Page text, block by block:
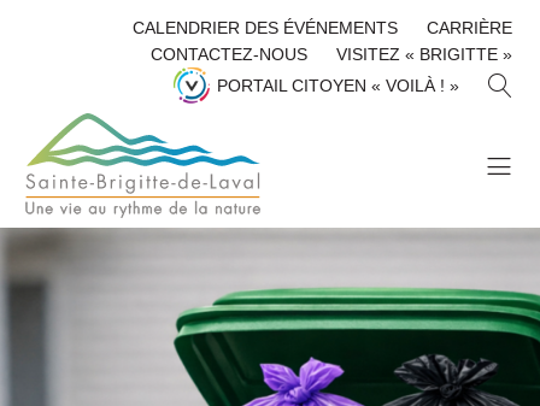
CALENDRIER DES ÉVÉNEMENTS
CARRIÈRE
CONTACTEZ-NOUS
VISITEZ « BRIGITTE »
PORTAIL CITOYEN « VOILÀ ! »
H
E
R